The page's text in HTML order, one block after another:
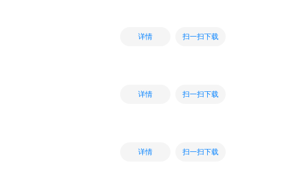
详情 扫一扫下载
详情 扫一扫下载
详情 扫一扫下载